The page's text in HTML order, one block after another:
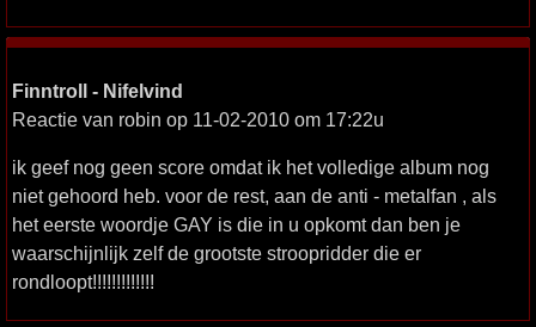
Finntroll - Nifelvind
Reactie van robin op 11-02-2010 om 17:22u
ik geef nog geen score omdat ik het volledige album nog
niet gehoord heb. voor de rest, aan de anti - metalfan , als
het eerste woordje GAY is die in u opkomt dan ben je
waarschijnlijk zelf de grootste stroopridder die er
rondloopt!!!!!!!!!!!!!